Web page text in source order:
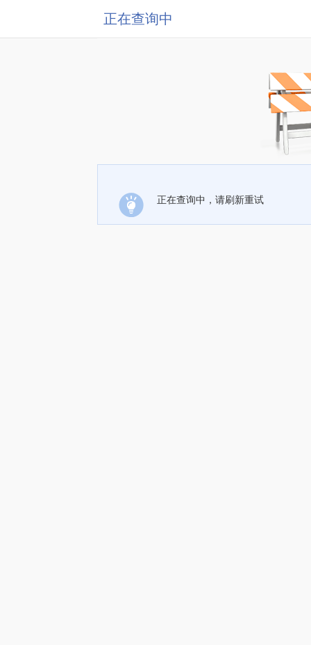
正在查询中
正在查询中，请刷新重试